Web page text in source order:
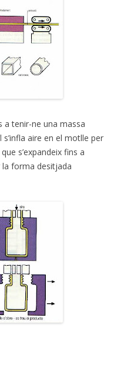
a tenir-ne una massa
aire en el motlle per
s’expandeix fins a
forma desitjada